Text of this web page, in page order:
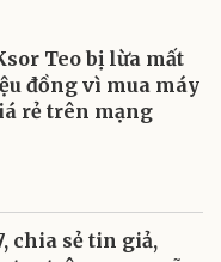
Teo bị lừa mất
đồng vì mua máy
rẻ trên mạng
chia sẻ tin giả,